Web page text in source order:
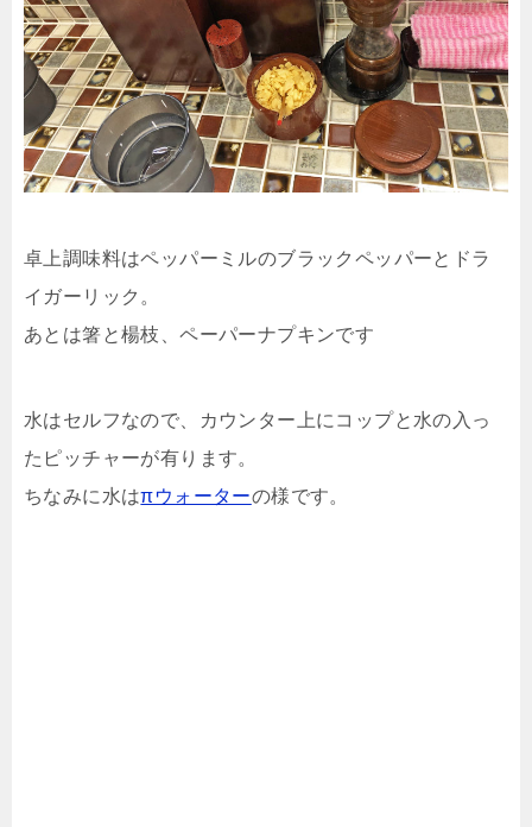
卓上調味料はペッパーミルのブラックペッパーとドラ
イガーリック。
あとは箸と楊枝、ペーパーナプキンです
水はセルフなので、カウンター上にコップと水の入っ
たピッチャーが有ります。
ちなみに水はπウォーターの様です。